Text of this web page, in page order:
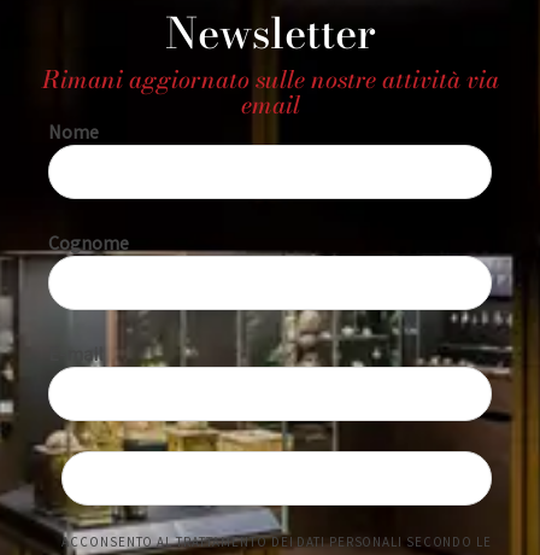
Newsletter
Rimani aggiornato sulle nostre attività via
email